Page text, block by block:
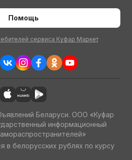
Помощь
сервиса Куфар Маркет
Беларуси. ООО «Куфар
информационный
в белорусских рублях по курсу